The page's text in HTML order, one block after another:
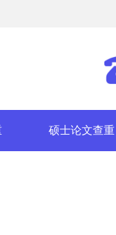
硕士论文查重